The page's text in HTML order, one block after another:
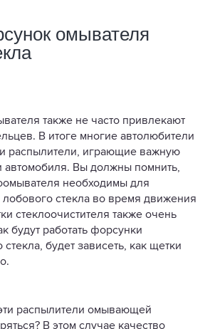
омывателя
также не часто привлекают
В итоге многие автолюбители
распылители, играющие важную
автомобиля. Вы должны помнить,
необходимы для
лобового стекла во время движения
стеклоочистителя также очень
будут работать форсунки
будет зависеть, как щетки
распылители омывающей
В этом случае качество